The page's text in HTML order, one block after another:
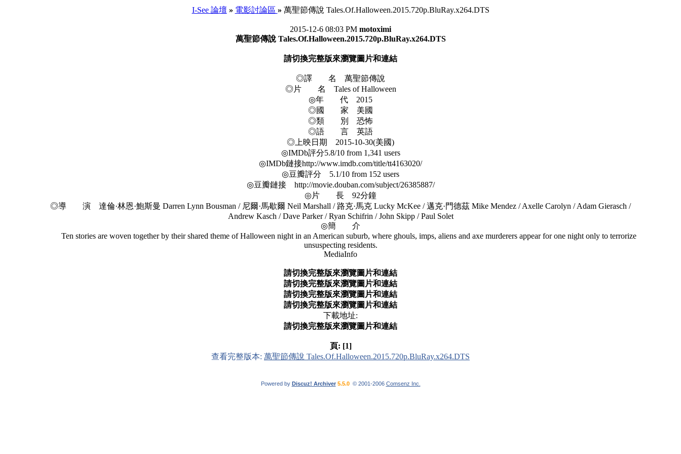
I-See 論壇 » 電影討論區 » 萬聖節傳說 Tales.Of.Halloween.2015.720p.BluRay.x264.DTS
2015-12-6 08:03 PM motoximi
萬聖節傳說 Tales.Of.Halloween.2015.720p.BluRay.x264.DTS
請切換完整版來瀏覽圖片和連結
◎譯 名 萬聖節傳說
◎片 名 Tales of Halloween
◎年 代 2015
◎國 家 美國
◎類 別 恐怖
◎語 言 英語
◎上映日期 2015-10-30(美國)
◎IMDb評分5.8/10 from 1,341 users
◎IMDb鏈接http://www.imdb.com/title/tt4163020/
◎豆瓣評分 5.1/10 from 152 users
◎豆瓣鏈接 http://movie.douban.com/subject/26385887/
◎片 長 92分鐘
◎導 演 達倫·林恩·鮑斯曼 Darren Lynn Bousman / 尼爾·馬歇爾 Neil Marshall / 路克·馬克 Lucky McKee / 邁克·門德茲 Mike Mendez / Axelle Carolyn / Adam Gierasch /
Andrew Kasch / Dave Parker / Ryan Schifrin / John Skipp / Paul Solet
◎簡 介
Ten stories are woven together by their shared theme of Halloween night in an American suburb, where ghouls, imps, aliens and axe murderers appear for one night only to terrorize
unsuspecting residents.
MediaInfo
請切換完整版來瀏覽圖片和連結
請切換完整版來瀏覽圖片和連結
請切換完整版來瀏覽圖片和連結
請切換完整版來瀏覽圖片和連結
下載地址:
請切換完整版來瀏覽圖片和連結
頁: [1]
查看完整版本: 萬聖節傳說 Tales.Of.Halloween.2015.720p.BluRay.x264.DTS
Powered by Discuz! Archiver 5.5.0© 2001-2006 Comsenz Inc.